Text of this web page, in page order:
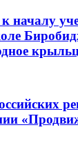
началу